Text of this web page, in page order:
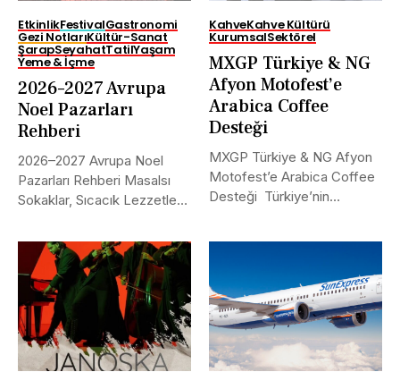
EtkinlikFestivalGastronomi
Gezi NotlarıKültür-Sanat
ŞarapSeyahatTatilYaşam
Yeme & İçme
2026–2027 Avrupa
Noel Pazarları
Rehberi
2026–2027 Avrupa Noel
Pazarları Rehberi Masalsı
Sokaklar, Sıcacık Lezzetler
KahveKahve Kültürü
KurumsalSektörel
MXGP Türkiye & NG
Afyon Motofest’e
Arabica Coffee
Desteği
MXGP Türkiye & NG Afyon
Motofest’e Arabica Coffee
Desteği Türkiye’nin